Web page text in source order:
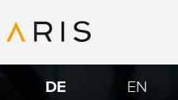
DE EN